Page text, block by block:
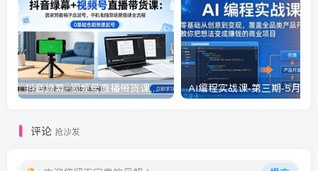
抖音绿幕+视频号直播带货课：居家照着稿子念起号，手机电脑双场景搭建全流程
评论 抢沙发